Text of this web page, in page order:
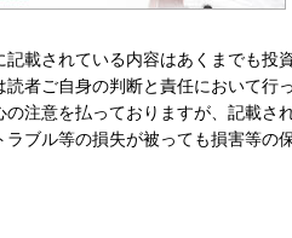
記載されている内容はあくまでも投
読者ご自身の判断と責任において行
の注意を払っておりますが、記載さ
ラブル等の損失が被っても損害等の